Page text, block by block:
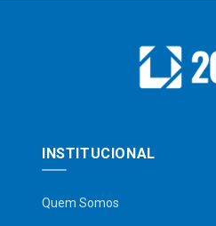
INSTITUCIONAL
Quem Somos